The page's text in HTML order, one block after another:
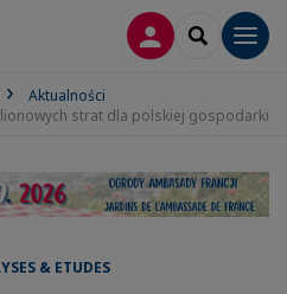
LOGOWANIE
SEARCH
Aktualności
strat dla polskiej gospodarki
& ETUDES